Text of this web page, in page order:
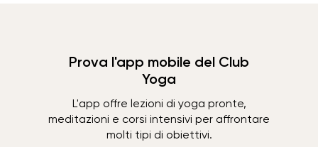
Prova l'app mobile del Club
Yoga
L'app offre lezioni di yoga pronte,
meditazioni e corsi intensivi per affrontare
molti tipi di obiettivi.